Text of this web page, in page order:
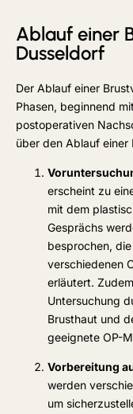
Ablauf einer
Dusseldorf
Der Ablauf einer
Phasen, beginnend
postoperativen
über den Ablauf einer
erscheint zu
mit dem
Gesprächs
besprochen,
verschiedenen
erläutert.
Untersuchung
Brusthaut und
geeignete OP-
Vorbereitung
werden
um